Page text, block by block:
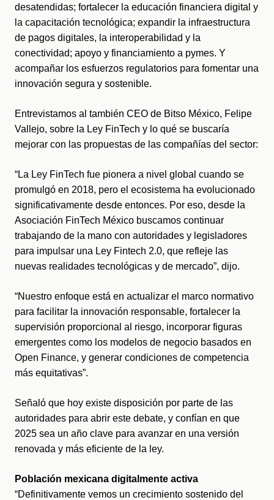
desatendidas; fortalecer la educación financiera digital y
la capacitación tecnológica; expandir la infraestructura
de pagos digitales, la interoperabilidad y la
conectividad; apoyo y financiamiento a pymes. Y
acompañar los esfuerzos regulatorios para fomentar una
innovación segura y sostenible.
Entrevistamos al también CEO de Bitso México, Felipe
Vallejo, sobre la Ley FinTech y lo qué se buscaría
mejorar con las propuestas de las compañías del sector:
“La Ley FinTech fue pionera a nivel global cuando se
promulgó en 2018, pero el ecosistema ha evolucionado
significativamente desde entonces. Por eso, desde la
Asociación FinTech México buscamos continuar
trabajando de la mano con autoridades y legisladores
para impulsar una Ley Fintech 2.0, que refleje las
nuevas realidades tecnológicas y de mercado”, dijo.
“Nuestro enfoque está en actualizar el marco normativo
para facilitar la innovación responsable, fortalecer la
supervisión proporcional al riesgo, incorporar figuras
emergentes como los modelos de negocio basados en
Open Finance, y generar condiciones de competencia
más equitativas”.
Señaló que hoy existe disposición por parte de las
autoridades para abrir este debate, y confían en que
2025 sea un año clave para avanzar en una versión
renovada y más eficiente de la ley.
Población mexicana digitalmente activa
“Definitivamente vemos un crecimiento sostenido del